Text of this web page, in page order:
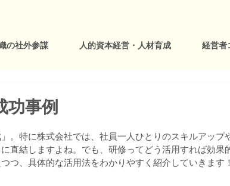
の社外参謀 人的資本経営・人材育成 経営者
功事例
。特に株式会社では、社員一人ひとりのスキルアップ
直結しますよね。でも、研修ってどう活用すれば効果
つ、具体的な活用法をわかりやすく紹介していきます！